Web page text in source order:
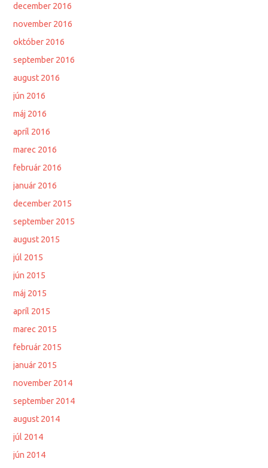
december 2016
november 2016
október 2016
september 2016
august 2016
jún 2016
máj 2016
apríl 2016
marec 2016
február 2016
január 2016
december 2015
september 2015
august 2015
júl 2015
jún 2015
máj 2015
apríl 2015
marec 2015
február 2015
január 2015
november 2014
september 2014
august 2014
júl 2014
jún 2014